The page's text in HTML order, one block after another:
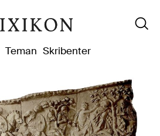
Teman Skribenter